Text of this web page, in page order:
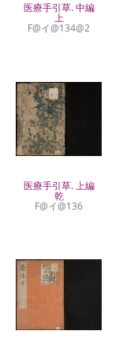
医療手引草. 中編
上
F@イ@134@2
医療手引草. 上編
乾
F@イ@136